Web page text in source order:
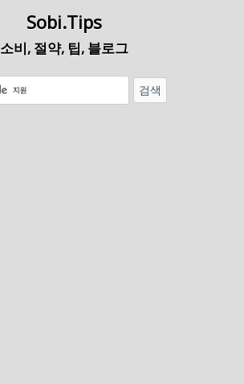
Sobi.Tips
소비, 절약, 팁, 블로그